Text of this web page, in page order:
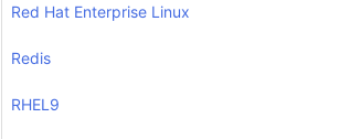
Red Hat Enterprise Linux
Redis
RHEL9